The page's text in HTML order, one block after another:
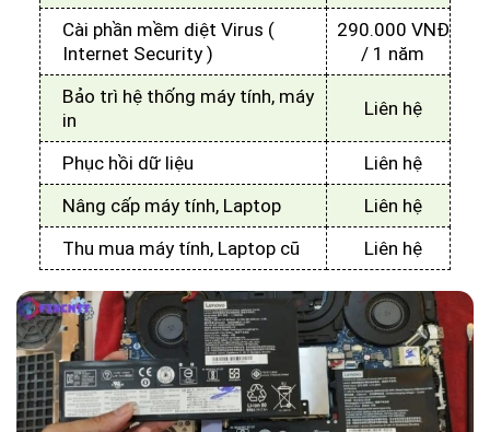
Cài phần mềm diệt Virus (
Internet Security )
290.000 VNĐ
/ 1 năm
Bảo trì hệ thống máy tính, máy
in
Liên hệ
Phục hồi dữ liệu
Liên hệ
Nâng cấp máy tính, Laptop
Liên hệ
Thu mua máy tính, Laptop cũ
Liên hệ